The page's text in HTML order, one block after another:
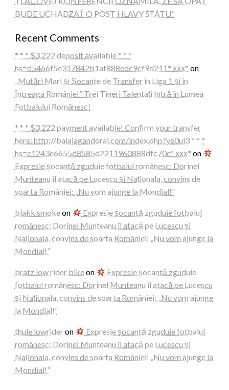
BUDE UCHÁDZAŤ O POST HLAVY ŠTÁTU.“
Recent Comments
* * * $3,222 deposit available * * *
hs=d5466f5e317842b1af888edc9cf9d211* ххх* on
„Mutări Mari și Șocante de Transfer în Liga 1 și în
Întreaga Românie!” Trei Tineri Talentați Intră în Lumea
Fotbalului Românesc!
* * * $3,222 payment available! Confirm your transfer
here: http://balajagandorai.com/index.php?ye0ul3 * * *
hs=e1243e6655d8585d2211960888dfc70e* ххх* on
Expresie șocantă zguduie fotbalul românesc: Dorinel
Munteanu îl atacă pe Lucescu și Naționala, convins de
soarta României: „Nu vom ajunge la Mondial!”
blakk smokeon
Expresie șocantă zguduie fotbalul
românesc: Dorinel Munteanu îl atacă pe Lucescu și
Naționala, convins de soarta României: „Nu vom ajunge la
Mondial!”
bratz low rider bikeon
Expresie șocantă zguduie
fotbalul românesc: Dorinel Munteanu îl atacă pe Lucescu
și Naționala, convins de soarta României: „Nu vom ajunge
la Mondial!”
thule lowrideron
Expresie șocantă zguduie fotbalul
românesc: Dorinel Munteanu îl atacă pe Lucescu și
Naționala, convins de soarta României: „Nu vom ajunge la
Mondial!”